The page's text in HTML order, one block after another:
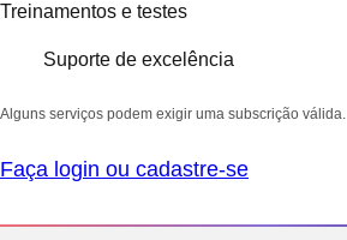
Treinamentos e testes
Suporte de excelência
Alguns serviços podem exigir uma subscrição válida.
Faça login ou cadastre-se